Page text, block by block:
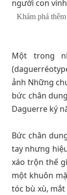
người con
Khám phá thêm
Một trong
ảnh Những
bức chân
Daguerre ký
Bức chân
tay nhưng
xáo trộn thế
một khuôn
tóc bù xù,